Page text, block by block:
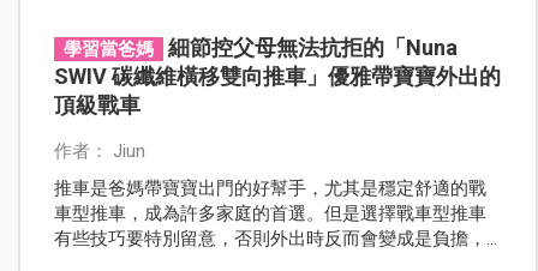
學習當爸媽
細節控父母無法抗拒的「Nuna
SWIV 碳纖維橫移雙向推車」優雅帶寶寶外出的
頂級戰車
作者： Jiun
推車是爸媽帶寶寶出門的好幫手，尤其是穩定舒適的戰
車型推車，成為許多家庭的首選。但是選擇戰車型推車
有些技巧要特別留意，否則外出時反而會變成是負擔，